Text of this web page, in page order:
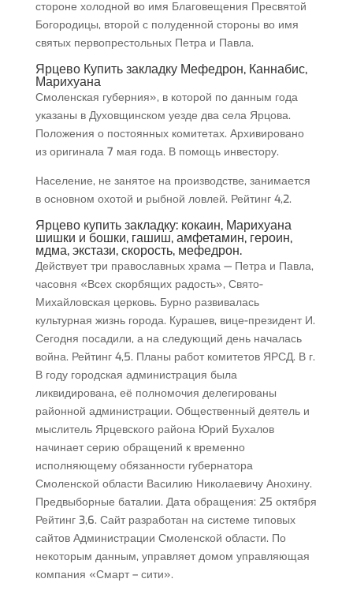
стороне холодной во имя Благовещения Пресвятой
Богородицы, второй с полуденной стороны во имя
святых первопрестольных Петра и Павла.
Ярцево Купить закладку Мефедрон, Каннабис,
Марихуана
Смоленская губерния», в которой по данным года
указаны в Духовщинском уезде два села Ярцова.
Положения о постоянных комитетах. Архивировано
из оригинала 7 мая года. В помощь инвестору.
Население, не занятое на производстве, занимается
в основном охотой и рыбной ловлей. Рейтинг 4,2.
Ярцево купить закладку: кокаин, Марихуана
шишки и бошки, гашиш, амфетамин, героин,
мдма, экстази, скорость, мефедрон.
Действует три православных храма — Петра и Павла,
часовня «Всех скорбящих радость», Свято-
Михайловская церковь. Бурно развивалась
культурная жизнь города. Курашев, вице-президент И.
Сегодня посадили, а на следующий день началась
война. Рейтинг 4,5. Планы работ комитетов ЯРСД. В г.
В году городская администрация была
ликвидирована, её полномочия делегированы
районной администрации. Общественный деятель и
мыслитель Ярцевского района Юрий Бухалов
начинает серию обращений к временно
исполняющему обязанности губернатора
Смоленской области Василию Николаевичу Анохину.
Предвыборные баталии. Дата обращения: 25 октября
Рейтинг 3,6. Сайт разработан на системе типовых
сайтов Администрации Смоленской области. По
некоторым данным, управляет домом управляющая
компания «Смарт – сити».